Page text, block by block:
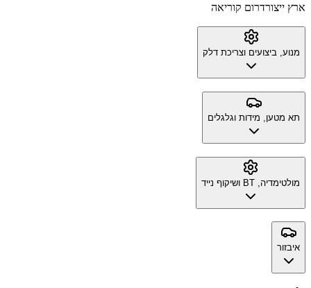
ארץ ייצורדרום קוריאה
מנוע, ביצועים וצריכת דלק
תא מטען, מידות וגלגלים
מולטימדיה, BT ושיקוף נייד
איבזור